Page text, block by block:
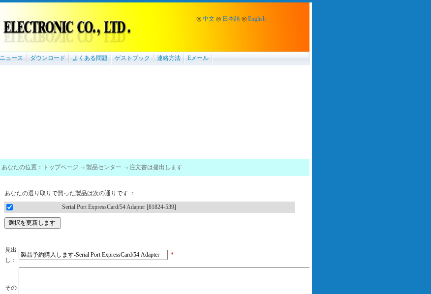
◎ 中文 ◎ 日本語◎ English
ニュース ダウンロード よくある問題 ゲストブック 連絡方法 Eメール
あなたの位置： トップページ 製品センター 注文書は提出します
あなたの選り取りで買った製品は次の通りです ：
Serial Port ExpressCard/54 Adapter [81824-539]
見出
し：
*
その